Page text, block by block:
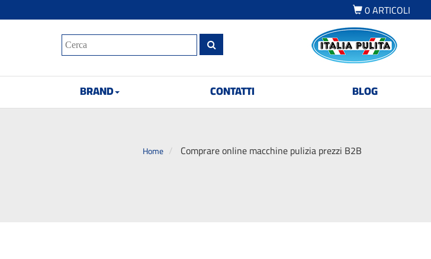
0ARTICOLI
BRAND CONTATTI BLOG
Home Comprare online macchine pulizia prezzi B2B